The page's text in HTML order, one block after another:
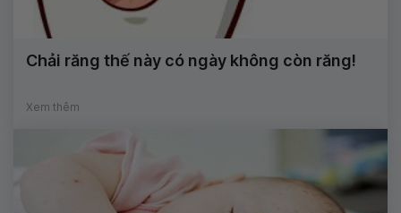
Chải răng thế này có ngày không còn răng!
Xem thêm